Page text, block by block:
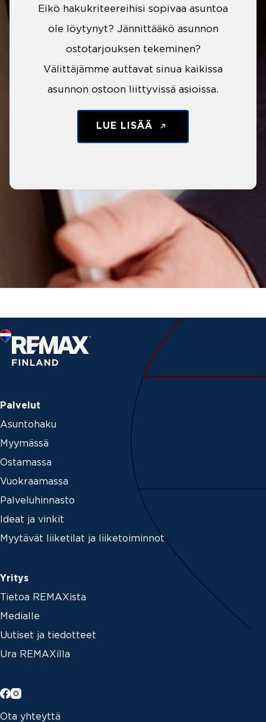
Eikö hakukriteereihisi sopivaa asuntoa
ole löytynyt? Jännittääkö asunnon
ostotarjouksen tekeminen?
Välittäjämme auttavat sinua kaikissa
asunnon ostoon liittyvissä asioissa.
LUE LISÄÄ
Palvelut
Asuntohaku
Myymässä
Ostamassa
Vuokraamassa
Palveluhinnasto
Ideat ja vinkit
Myytävät liiketilat ja liiketoiminnot
Yritys
Tietoa REMAXista
Medialle
Uutiset ja tiedotteet
Ura REMAXilla
Ota yhteyttä